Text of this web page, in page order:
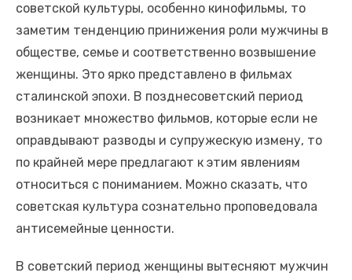
советской культуры, особенно кинофильмы, то
заметим тенденцию принижения роли мужчины в
обществе, семье и соответственно возвышение
женщины. Это ярко представлено в фильмах
сталинской эпохи. В позднесоветский период
возникает множество фильмов, которые если не
оправдывают разводы и супружескую измену, то
по крайней мере предлагают к этим явлениям
относиться с пониманием. Можно сказать, что
советская культура сознательно проповедовала
антисемейные ценности.
В советский период женщины вытесняют мужчин